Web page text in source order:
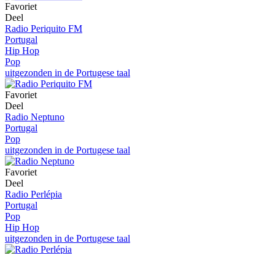
Favoriet
Deel
Radio Periquito FM
Portugal
Hip Hop
Pop
uitgezonden in de Portugese taal
Favoriet
Deel
Radio Neptuno
Portugal
Pop
uitgezonden in de Portugese taal
Favoriet
Deel
Radio Perlépia
Portugal
Pop
Hip Hop
uitgezonden in de Portugese taal